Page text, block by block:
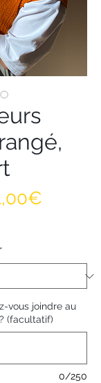
*
vous joindre au
(facultatif)
0/250